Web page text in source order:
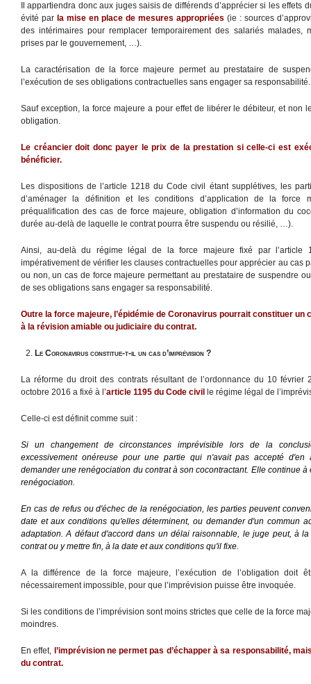
Il appartiendra donc aux juges saisis de différends d’apprécier si les effets
évité par la mise en place de mesures appropriées (ie : sources
des intérimaires pour remplacer temporairement des salariés malades,
prises par le gouvernement, …).
La caractérisation de la force majeure permet au prestataire de
l’exécution de ses obligations contractuelles sans engager sa responsabilité.
Sauf exception, la force majeure a pour effet de libérer le débiteur, et non
obligation.
Le créancier doit donc payer le prix de la prestation si celle-ci est
bénéficier.
Les dispositions de l’article 1218 du Code civil étant supplétives, les
d’aménager la définition et les conditions d’application de la force
préqualification des cas de force majeure, obligation d’information du
durée au-delà de laquelle le contrat pourra être suspendu ou résilié, …).
Ainsi, au-delà du régime légal de la force majeure fixé par l’article
impérativement de vérifier les clauses contractuelles pour apprécier au cas
ou non, un cas de force majeure permettant au prestataire de suspendre
de ses obligations sans engager sa responsabilité.
Outre la force majeure, l’épidémie de Coronavirus pourrait constituer un
à la révision amiable ou judiciaire du contrat.
Le Coronavirus constitue-t-il un cas d’imprévision ?
La réforme du droit des contrats résultant de l’ordonnance du 10
octobre 2016 a fixé à l’article 1195 du Code civil le régime légal de
Celle-ci est définit comme suit :
Si un changement de circonstances imprévisible lors de la
excessivement onéreuse pour une partie qui n'avait pas accepté d'en
demander une renégociation du contrat à son cocontractant. Elle continue
renégociation.
En cas de refus ou d'échec de la renégociation, les parties peuvent
date et aux conditions qu'elles déterminent, ou demander d'un commun
adaptation. A défaut d'accord dans un délai raisonnable, le juge peut, à
contrat ou y mettre fin, à la date et aux conditions qu'il fixe.
A la différence de la force majeure, l’exécution de l’obligation doit
nécessairement impossible, pour que l’imprévision puisse être invoquée.
Si les conditions de l’imprévision sont moins strictes que celle de la force
moindres.
En effet, l’imprévision ne permet pas d’échapper à sa responsabilité,
du contrat.